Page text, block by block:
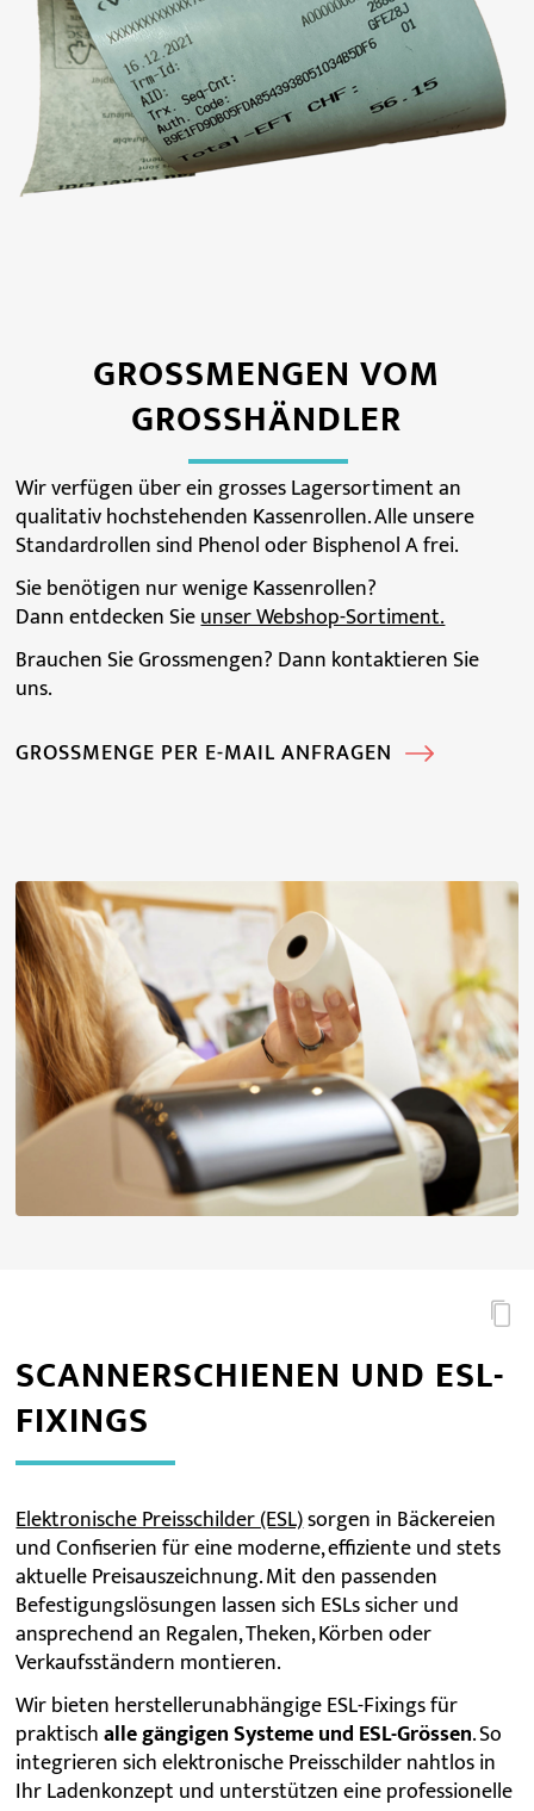
GROSSMENGEN VOM
GROSSHÄNDLER
Wir verfügen über ein grosses Lagersortiment an
qualitativ hochstehenden Kassenrollen. Alle unsere
Standardrollen sind Phenol oder Bisphenol A frei.
Sie benötigen nur wenige Kassenrollen?
Dann entdecken Sieunser Webshop-Sortiment.
Brauchen Sie Grossmengen? Dann kontaktieren Sie
uns.
GROSSMENGE PER E-MAIL ANFRAGEN
SCANNERSCHIENEN UND ESL-
FIXINGS
Elektronische Preisschilder (ESL)sorgen in Bäckereien
und Confiserien für eine moderne, effiziente und stets
aktuelle Preisauszeichnung. Mit den passenden
Befestigungslösungen lassen sich ESLs sicher und
ansprechend an Regalen, Theken, Körben oder
Verkaufsständern montieren.
Wir bieten herstellerunabhängige ESL-Fixings für
praktischalle gängigen Systeme und ESL-Grössen. So
integrieren sich elektronische Preisschilder nahtlos in
Ihr Ladenkonzept und unterstützen eine professionelle